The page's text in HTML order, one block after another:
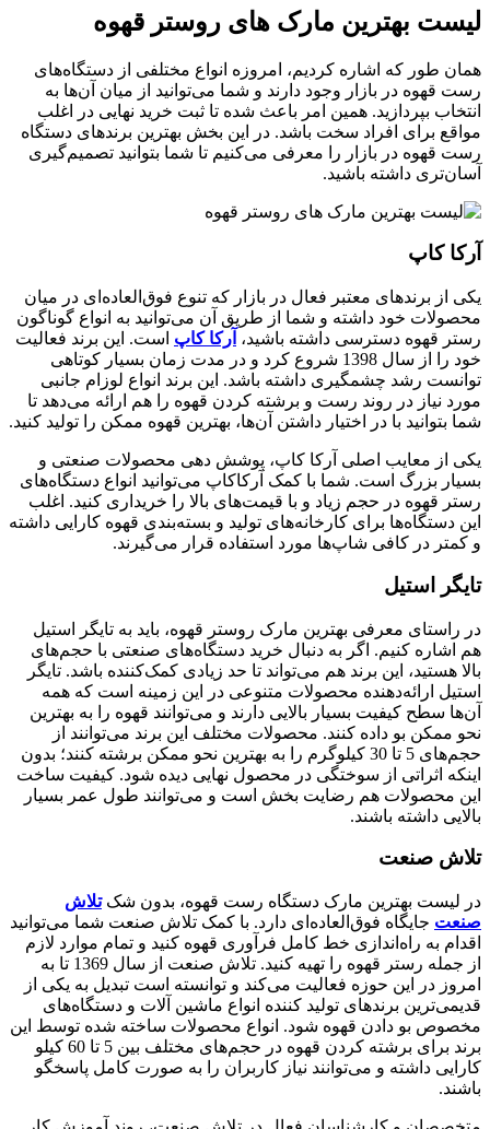
لیست بهترین مارک های روستر قهوه
همان طور که اشاره کردیم، امروزه انواع مختلفی از دستگاه‌های
رست قهوه در بازار وجود دارند و شما می‌توانید از میان آن‌ها به
انتخاب بپردازید. همین امر باعث شده تا ثبت خرید نهایی در اغلب
مواقع برای افراد سخت باشد. در این بخش بهترین برندهای دستگاه
رست قهوه در بازار را معرفی می‌کنیم تا شما بتوانید تصمیم‌گیری
آسان‌تری داشته باشید.
آرکا کاپ
یکی از برندهای معتبر فعال در بازار که تنوع فوق‌العاده‌ای در میان
محصولات خود داشته و شما از طریق آن می‌توانید به انواع گوناگون
رستر قهوه دسترسی داشته باشید، آرکا کاپ است. این برند فعالیت
خود را از سال 1398 شروع کرد و در مدت زمان بسیار کوتاهی
توانست رشد چشمگیری داشته باشد. این برند انواع لوزام جانبی
مورد نیاز در روند رست و برشته کردن قهوه را هم ارائه می‌دهد تا
شما بتوانید با در اختیار داشتن آن‌ها، بهترین قهوه ممکن را تولید کنید.
یکی از معایب اصلی آرکا کاپ، پوشش دهی محصولات صنعتی و
بسیار بزرگ است. شما با کمک آرکاکاپ می‌توانید انواع دستگاه‌های
رستر قهوه در حجم زیاد و با قیمت‌های بالا را خریداری کنید. اغلب
این دستگاه‌ها برای کارخانه‌های تولید و بسته‌بندی قهوه کارایی داشته
و کمتر در کافی شاپ‌ها مورد استفاده قرار می‌گیرند.
تایگر استیل
در راستای معرفی بهترین مارک روستر قهوه، باید به تایگر استیل
هم اشاره کنیم. اگر به دنبال خرید دستگاه‌های صنعتی با حجم‌های
بالا هستید، این برند هم می‌تواند تا حد زیادی کمک‌کننده باشد. تایگر
استیل ارائه‌دهنده محصولات متنوعی در این زمینه است که همه
آن‌ها سطح کیفیت بسیار بالایی دارند و می‌توانند قهوه را به بهترین
نحو ممکن بو داده کنند. محصولات مختلف این برند می‌توانند از
حجم‌های 5 تا 30 کیلوگرم را به بهترین نحو ممکن برشته کنند؛ بدون
اینکه اثراتی از سوختگی در محصول نهایی دیده شود. کیفیت ساخت
این محصولات هم رضایت بخش است و می‌توانند طول عمر بسیار
بالایی داشته باشند.
تلاش صنعت
در لیست بهترین مارک دستگاه رست قهوه، بدون شکتلاش
صنعت جایگاه فوق‌العاده‌ای دارد. با کمک تلاش صنعت شما می‌توانید
اقدام به راه‌اندازی خط کامل فرآوری قهوه کنید و تمام موارد لازم
از جمله رستر قهوه را تهیه کنید. تلاش صنعت از سال 1369 تا به
امروز در این حوزه فعالیت می‌کند و توانسته است تبدیل به یکی از
قدیمی‌ترین برندهای تولید کننده انواع ماشین آلات و دستگاه‌های
مخصوص بو دادن قهوه شود. انواع محصولات ساخته شده توسط این
برند برای برشته کردن قهوه در حجم‌های مختلف بین 5 تا 60 کیلو
کارایی داشته و می‌توانند نیاز کاربران را به صورت کامل پاسخگو
باشند.